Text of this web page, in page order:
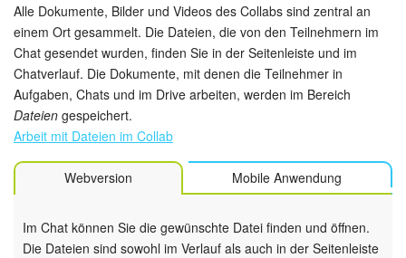
Alle Dokumente, Bilder und Videos des Collabs sind zentral an
einem Ort gesammelt. Die Dateien, die von den Teilnehmern im
Chat gesendet wurden, finden Sie in der Seitenleiste und im
Chatverlauf. Die Dokumente, mit denen die Teilnehmer in
Aufgaben, Chats und im Drive arbeiten, werden im Bereich
Dateien gespeichert.
Arbeit mit Dateien im Collab
Webversion Mobile Anwendung
Im Chat können Sie die gewünschte Datei finden und öffnen.
Die Dateien sind sowohl im Verlauf als auch in der Seitenleiste